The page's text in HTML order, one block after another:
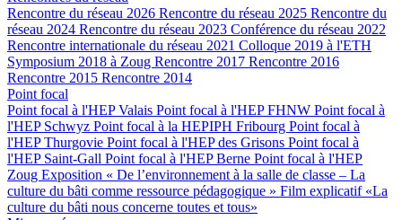
Rencontre du réseau 2026 Rencontre du réseau 2025 Rencontre du
réseau 2024 Rencontre du réseau 2023 Conférence du réseau 2022
Rencontre internationale du réseau 2021 Colloque 2019 à l'ETH
Symposium 2018 à Zoug Rencontre 2017 Rencontre 2016
Rencontre 2015 Rencontre 2014
Point focal
Point focal à l'HEP Valais Point focal à l'HEP FHNW Point focal à
l'HEP Schwyz Point focal à la HEPIPH Fribourg Point focal à
l'HEP Thurgovie Point focal à l'HEP des Grisons Point focal à
l'HEP Saint-Gall Point focal à l'HEP Berne Point focal à l'HEP
Zoug Exposition « De l’environnement à la salle de classe – La
culture du bâti comme ressource pédagogique » Film explicatif «La
culture du bâti nous concerne toutes et tous»